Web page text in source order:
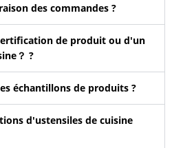
des commandes ?
de produit ou d'un
？ ?
échantillons de produits ?
d'ustensiles de cuisine